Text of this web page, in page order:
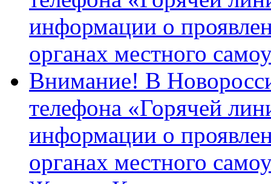
информации о
органах местного
Внимание! В
телефона «Горячей
информации о
органах местного